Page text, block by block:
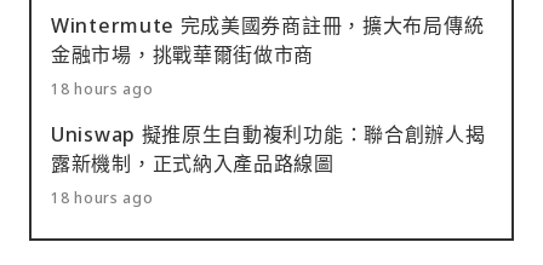
Wintermute 完成美國券商註冊，擴大布局傳統
金融市場，挑戰華爾街做市商
18 hours ago
Uniswap 擬推原生自動複利功能：聯合創辦人揭
露新機制，正式納入產品路線圖
18 hours ago